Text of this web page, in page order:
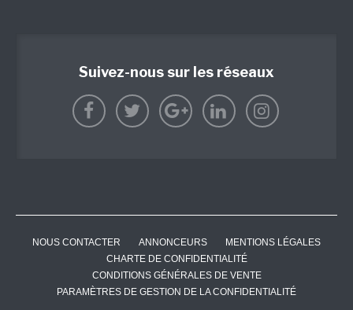
Suivez-nous sur les réseaux
NOUS CONTACTER ANNONCEURS
MENTIONS LÉGALES
CHARTE DE CONFIDENTIALITÉ
CONDITIONS GÉNÉRALES DE VENTE
PARAMÈTRES DE GESTION DE LA CONFIDENTIALITÉ